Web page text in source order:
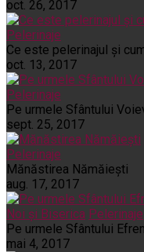
oct. 26, 2017
Pelerinaje
Ce este pelerinajul şi
oct. 13, 2017
Pelerinaje
Pe urmele Sfântului
sept. 25, 2017
Pelerinaje
Mănăstirea Nămăiești
aug. 17, 2017
Noi și Biserica Pelerinaje
Pe urmele Sfântului
mai 4, 2017